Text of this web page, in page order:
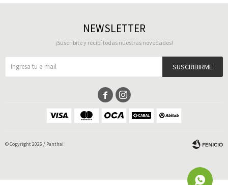
NEWSLETTER
¡Suscribite y recibí todas nuestras novedades!
SUSCRIBIRME
 
© Copyright 2026 / Panthai